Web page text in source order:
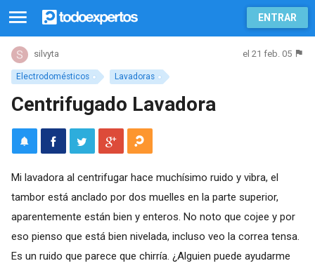
ENTRAR
Electrodomésticos Lavadoras
silvyta el 21 feb. 05
Centrifugado Lavadora
Mi lavadora al centrifugar hace muchísimo ruido y vibra, el
tambor está anclado por dos muelles en la parte superior,
aparentemente están bien y enteros. No noto que cojee y por
eso pienso que está bien nivelada, incluso veo la correa tensa.
Es un ruido que parece que chirría. ¿Alguien puede ayudarme